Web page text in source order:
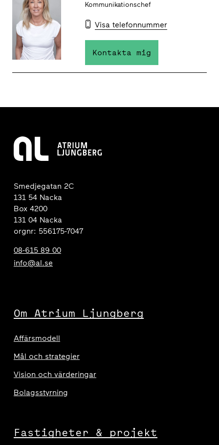
Kommunikationschef
Visa telefonnummer
Kontakta mig
Smedjegatan 2C
131 54 Nacka
Box 4200
131 04 Nacka
orgnr: 556175-7047
08-615 89 00
info@al.se
Om Atrium Ljungberg
Affärsmodell
Mål och strategier
Vision och värderingar
Bolagsstyrning
Fastigheter & projekt